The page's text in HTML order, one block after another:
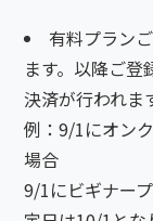
有料プラン
ます。以降ご
決済が行われま
例：9/1にオン
場合
9/1にビギナー